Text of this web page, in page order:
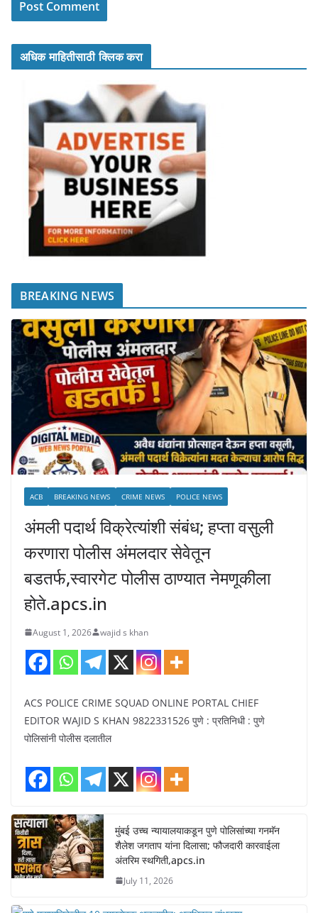
अधिक माहितीसाठी क्लिक करा
BREAKING NEWS
ACB BREAKING NEWS CRIME NEWS POLICE NEWS
अंमली पदार्थ विक्रेत्यांशी संबंध; हप्ता वसुली
करणारा पोलीस अंमलदार सेवेतून
बडतर्फ,स्वारगेट पोलीस ठाण्यात नेमणूकीला
होते.apcs.in
August 1, 2026 wajid s khan
ACS POLICE CRIME SQUAD ONLINE PORTAL CHIEF
EDITOR WAJID S KHAN 9822331526 पुणे : प्रतिनिधी : पुणे
पोलिसांनी पोलीस दलातील
मुंबई उच्च न्यायालयाकडून पुणे पोलिसांच्या गनमॅन
शैलेश जगताप यांना दिलासा; फौजदारी कारवाईला
अंतरिम स्थगिती,apcs.in
July 11, 2026